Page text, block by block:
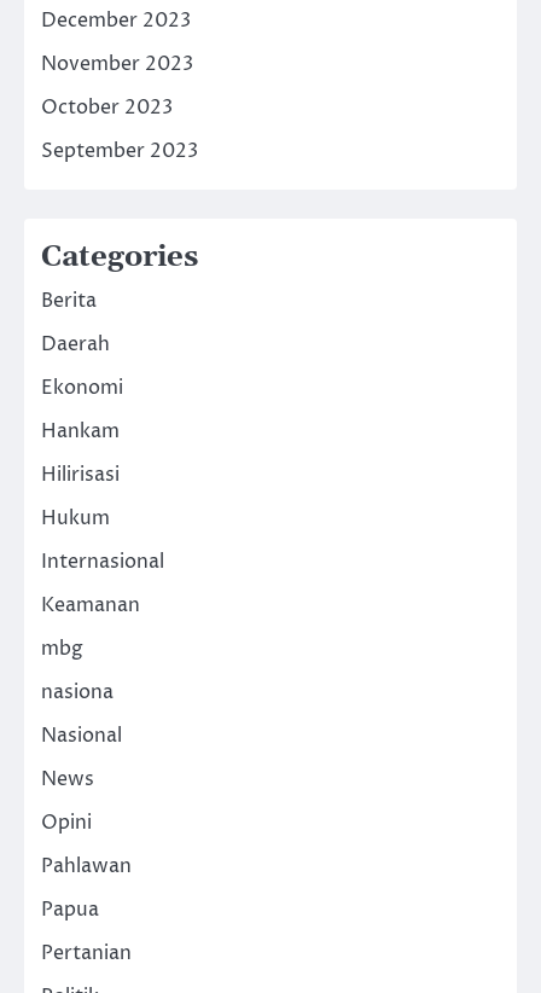
December 2023
November 2023
October 2023
September 2023
Categories
Berita
Daerah
Ekonomi
Hankam
Hilirisasi
Hukum
Internasional
Keamanan
mbg
nasiona
Nasional
News
Opini
Pahlawan
Papua
Pertanian